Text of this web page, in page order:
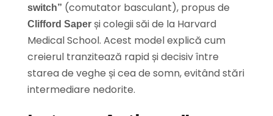
switch” (comutator basculant), propus de
Clifford Saper și colegii săi de la Harvard
Medical School. Acest model explică cum
creierul tranzitează rapid și decisiv între
starea de veghe și cea de somn, evitând stări
intermediare nedorite.